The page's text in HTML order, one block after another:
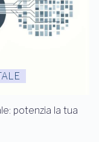
potenzia la tua